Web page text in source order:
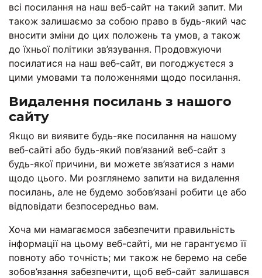
всі посилання на наш веб-сайт на такий запит. Ми
також залишаємо за собою право в будь-який час
вносити зміни до цих положень та умов, а також
до їхньої політики зв’язування. Продовжуючи
посилатися на наш веб-сайт, ви погоджуєтеся з
цими умовами та положеннями щодо посилання.
Видалення посилань з нашого
сайту
Якщо ви виявите будь-яке посилання на нашому
веб-сайті або будь-який пов’язаний веб-сайт з
будь-якої причини, ви можете зв’язатися з нами
щодо цього. Ми розглянемо запити на видалення
посилань, але не будемо зобов’язані робити це або
відповідати безпосередньо вам.
Хоча ми намагаємося забезпечити правильність
інформації на цьому веб-сайті, ми не гарантуємо її
повноту або точність; ми також не беремо на себе
зобов’язання забезпечити, щоб веб-сайт залишався